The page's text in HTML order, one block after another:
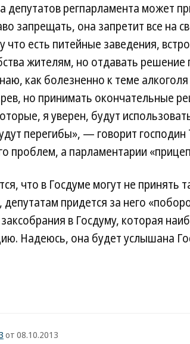
депутатов регпарламента может
запрещать, она запретит все на
что есть питейные заведения,
жителям, но отдавать
как болезненно к теме
но принимать окончательные
я уверен, будут
перегибы», — говорит
проблем, а парламентарии
что в Госдуме могут не принять
депутатам придется за него
в Госдуму, которая
Надеюсь, она будет услышана
от 08.10.2013